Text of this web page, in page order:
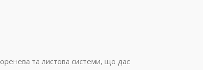
та листова системи, що дає